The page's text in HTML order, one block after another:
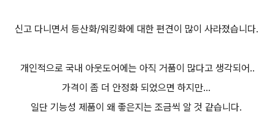
신고 다니면서 등산화/워킹화에 대한 편견이 많이 사라졌습니다.
개인적으로 국내 아웃도어에는 아직 거품이 많다고 생각되어..
가격이 좀 더 안정화 되었으면 하지만...
일단 기능성 제품이 왜 좋은지는 조금씩 알 것 같습니다.